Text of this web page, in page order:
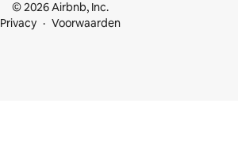
© 2026 Airbnb, Inc.
Privacy
Voorwaarden